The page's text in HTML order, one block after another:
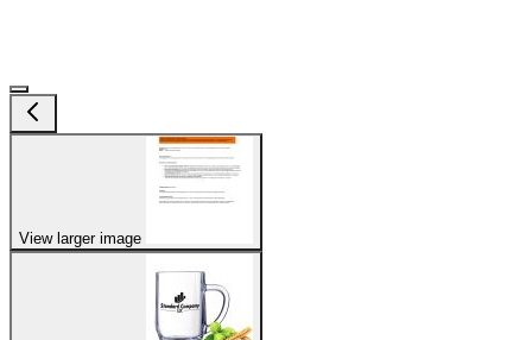
View larger image